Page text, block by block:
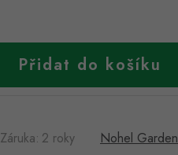
Přidat do košíku
Záruka: 2 roky Nohel Garden